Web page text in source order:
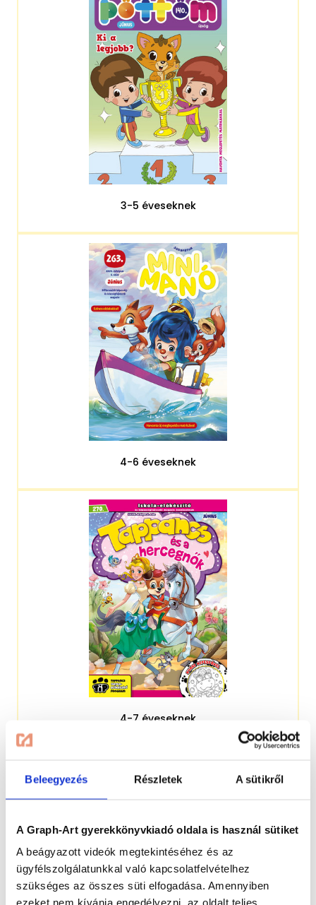
Beleegyezés Részletek A sütikről
A Graph-Art gyerekkönyvkiadó oldala is használ sütiket
A beágyazott videók megtekintéséhez és az
ügyfélszolgálatunkkal való kapcsolatfelvételhez
szükséges az összes süti elfogadása. Amennyiben
ezeket nem kívánja engedélyezni, az oldalt teljes
3-5 éveseknek
4-6 éveseknek
4-7 éveseknek